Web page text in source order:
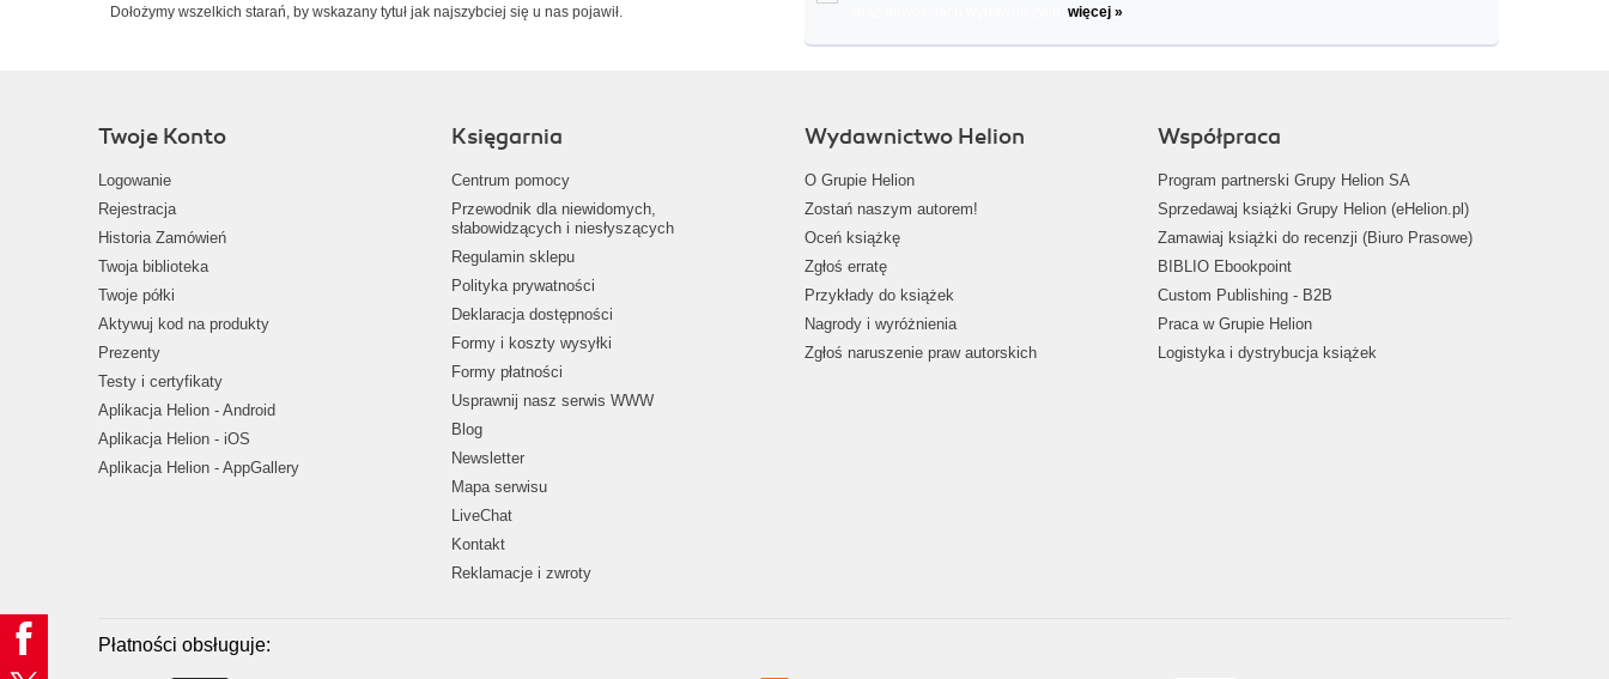
Dołożymy wszelkich starań, by wskazany tytuł jak najszybciej się u nas pojawił.
więcej »
Twoje Konto
Logowanie
Rejestracja
Historia Zamówień
Twoja biblioteka
Twoje półki
Aktywuj kod na produkty
Prezenty
Testy i certyfikaty
Aplikacja Helion - Android
Aplikacja Helion - iOS
Aplikacja Helion - AppGallery
Księgarnia
Centrum pomocy
Przewodnik dla niewidomych,
słabowidzących i niesłyszących
Regulamin sklepu
Polityka prywatności
Deklaracja dostępności
Formy i koszty wysyłki
Formy płatności
Usprawnij nasz serwis WWW
Blog
Newsletter
Mapa serwisu
LiveChat
Kontakt
Reklamacje i zwroty
Wydawnictwo Helion
O Grupie Helion
Zostań naszym autorem!
Oceń książkę
Zgłoś erratę
Przykłady do książek
Nagrody i wyróżnienia
Zgłoś naruszenie praw autorskich
Współpraca
Program partnerski Grupy Helion SA
Sprzedawaj książki Grupy Helion (eHelion.pl)
Zamawiaj książki do recenzji (Biuro Prasowe)
BIBLIO Ebookpoint
Custom Publishing - B2B
Praca w Grupie Helion
Logistyka i dystrybucja książek
Płatności obsługuje: